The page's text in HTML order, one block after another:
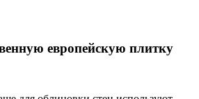
европейскую плитку